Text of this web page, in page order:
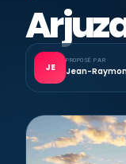
JE
PROPOSÉ PAR
Jean-